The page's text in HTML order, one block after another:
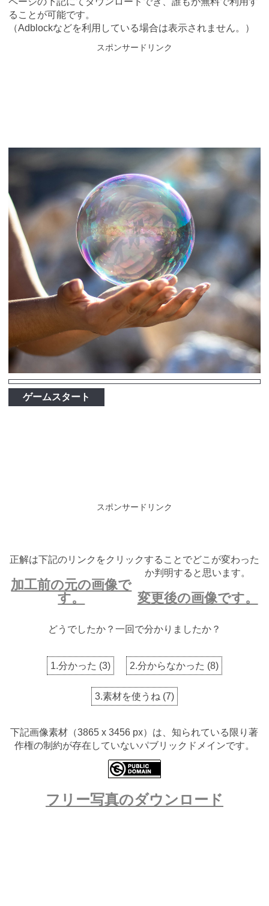
ることが可能です。
（Adblockなどを利用している場合は表示されません。）
スポンサードリンク
ゲームスタート
スポンサードリンク
正解は下記のリンクをクリックすることでどこが変わった
か判明すると思います。
加工前の元の画像で
す。
変更後の画像です。
どうでしたか？一回で分かりましたか？
1.分かった (3) 2.分からなかった (8)
3.素材を使うね (7)
下記画像素材（3865 x 3456 px）は、知られている限り著
作権の制約が存在していないパブリックドメインです。
フリー写真のダウンロード